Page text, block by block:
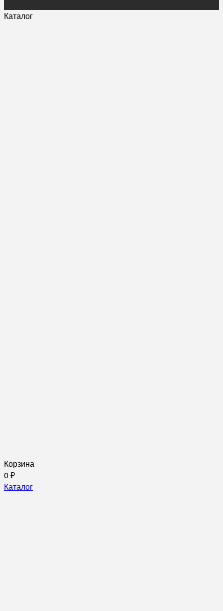
Каталог
Корзина
0 ₽
Каталог